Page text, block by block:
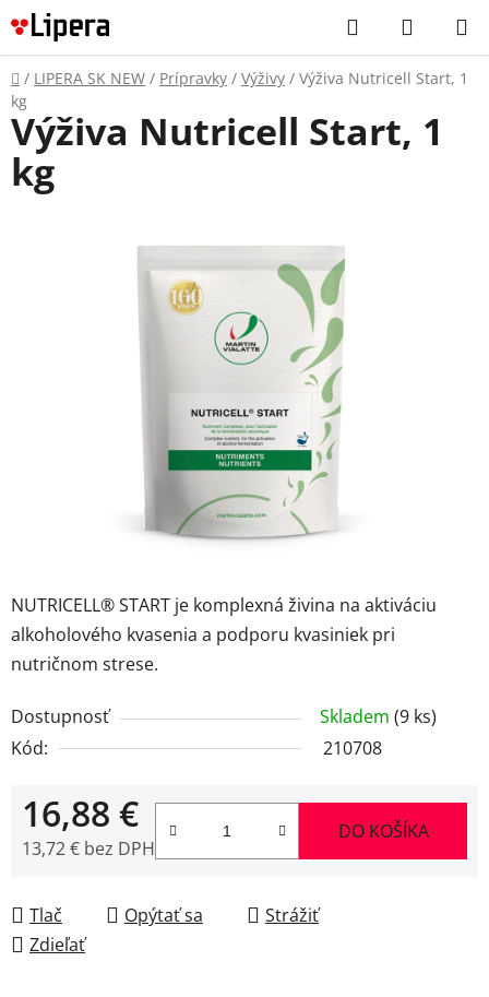
Prejsť
na
obsah
Hľadať
KOŠÍK
Domov
/ LIPERA SK NEW / Prípravky / Výživy / Výživa Nutricell Start, 1
kg
NUTRICELL® START je komplexná živina na aktiváciu
alkoholového kvasenia a podporu kvasiniek pri
nutričnom strese.
Dostupnosť Skladem (9 ks)
Kód:
210708
16,88 €
13,72 € bez DPH
DO KOŠÍKA
Tlač Opýtať sa
Strážiť
Zdieľať
Výživa Nutricell Start, 1
kg